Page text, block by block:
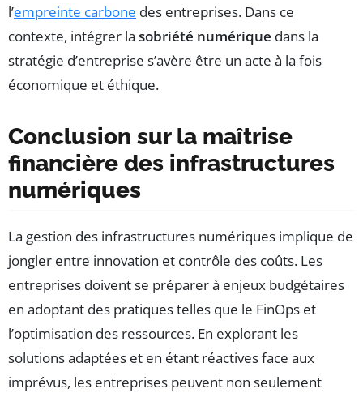
l’empreinte carbone des entreprises. Dans ce
contexte, intégrer la sobriété numérique dans la
stratégie d’entreprise s’avère être un acte à la fois
économique et éthique.
Conclusion sur la maîtrise
financière des infrastructures
numériques
La gestion des infrastructures numériques implique de
jongler entre innovation et contrôle des coûts. Les
entreprises doivent se préparer à enjeux budgétaires
en adoptant des pratiques telles que le FinOps et
l’optimisation des ressources. En explorant les
solutions adaptées et en étant réactives face aux
imprévus, les entreprises peuvent non seulement